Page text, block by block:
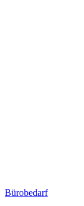
Bürobedarf